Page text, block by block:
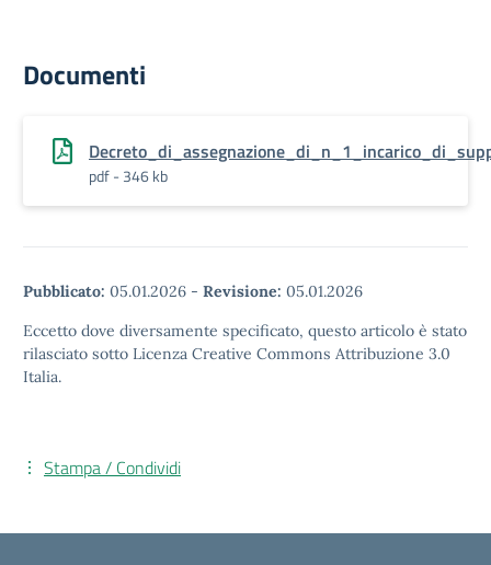
Documenti
pdf - 346 kb
Pubblicato: 05.01.2026 - Revisione: 05.01.2026
Eccetto dove diversamente specificato, questo articolo è stato
rilasciato sotto Licenza Creative Commons Attribuzione 3.0
Italia.
Stampa / Condividi